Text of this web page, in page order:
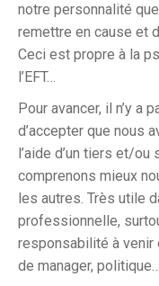
notre personnalité
remettre en cause et
Ceci est propre à la
l’EFT…
Pour avancer, il n’y a
d’accepter que nous
l’aide d’un tiers et/ou
comprenons mieux
les autres. Très utile
professionnelle,
responsabilité à venir
de manager, politique…